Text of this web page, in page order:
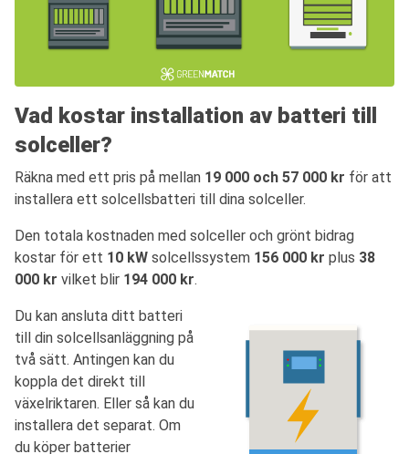
Vad kostar installation av batteri till
solceller?
Räkna med ett pris på mellan 19 000 och 57 000 kr för att
installera ett solcellsbatteri till dina solceller.
Den totala kostnaden med solceller och grönt bidrag
kostar för ett 10 kW solcellssystem 156 000 kr plus 38
000 kr vilket blir 194 000 kr.
Du kan ansluta ditt batteri
till din solcellsanläggning på
två sätt. Antingen kan du
koppla det direkt till
växelriktaren. Eller så kan du
installera det separat. Om
du köper batterier